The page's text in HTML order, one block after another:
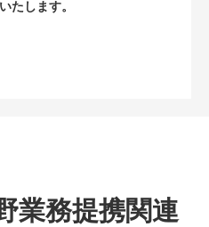
たします。
業務提携関連